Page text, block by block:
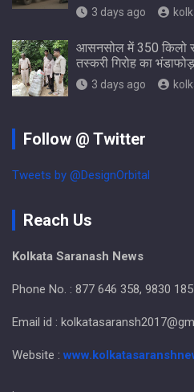
3 days ago
आसनसोल में 350 किलो से
तस्करी गिरोह का
3 days ago
Follow @ Twitter
Tweets by @DesignOrbital
Reach Us
Kolkata Saranash News
Phone No. : 877 646 358, 9830
Email id :
Website :
.